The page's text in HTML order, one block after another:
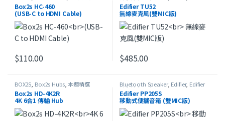
Box2s HC-460
(USB-C to HDMI Cable)
$110.00
流動擴音機 Portable Speaker
Speaker,最新產品
Edifier TU52
無線麥克風(雙MIC版)
$485.00
BOX2S Box2s Hubs,本週精選
Box2s HD-4K2R
4K 6合1 傳輸 Hub
Bluetooth Speaker, Edifier, Edifier
流動擴音機 Portable Speaker
Speaker,本週精選
Edifier PP205S
移動式便攜音箱 (雙MIC版)